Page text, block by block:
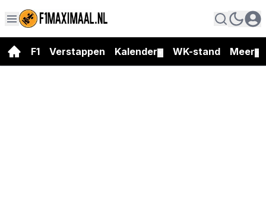
F1 Verstappen Kalender WK-stand Meer